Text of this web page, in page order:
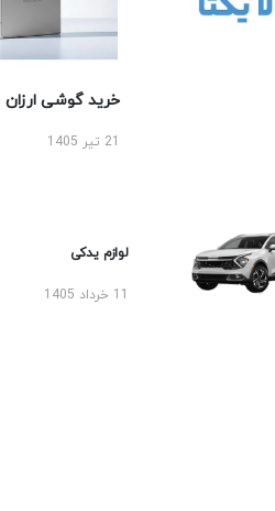
خرید گوشی ارزان
لوازم یدکی